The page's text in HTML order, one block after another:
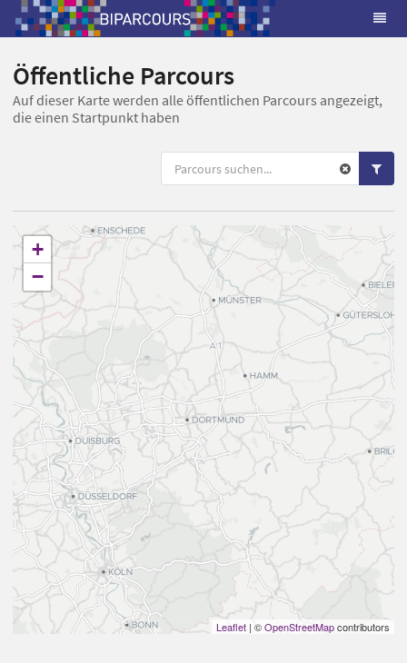
Öffentliche Parcours
Auf dieser Karte werden alle öffentlichen Parcours angezeigt,
die einen Startpunkt haben
+
−
Leaflet | ©OpenStreetMapcontributors